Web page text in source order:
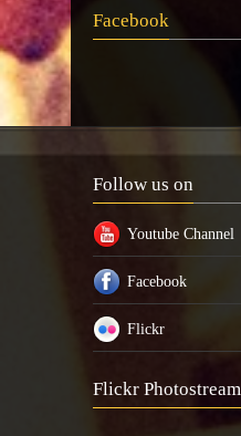
Facebook
Follow us on
Youtube Channel
Facebook
Flickr
Flickr Photostream